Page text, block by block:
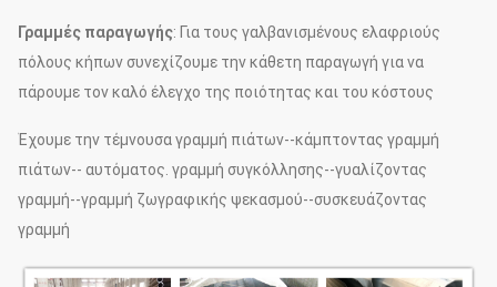
Γραμμές παραγωγής: Για τους γαλβανισμένους ελαφριούς
πόλους κήπων συνεχίζουμε την κάθετη παραγωγή για να
πάρουμε τον καλό έλεγχο της ποιότητας και του κόστους
Έχουμε την τέμνουσα γραμμή πιάτων--κάμπτοντας γραμμή
πιάτων-- αυτόματος. γραμμή συγκόλλησης--γυαλίζοντας
γραμμή--γραμμή ζωγραφικής ψεκασμού--συσκευάζοντας
γραμμή